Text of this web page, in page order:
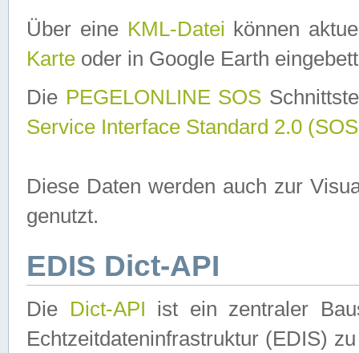
Über eine KML-Datei können
Karte oder in Google Earth
Die PEGELONLINE SOS
Service Interface Standard 2.0
Diese Daten werden auch zur
genutzt.
EDIS Dict-API
Die Dict-API ist ein zentraler
Echtzeitdateninfrastruktur (EDIS)